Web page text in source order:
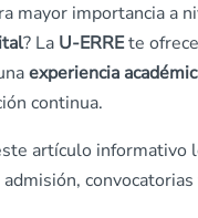
mayor importancia a
? La U-ERREte
experiencia
continua.
artículo
convocatorias